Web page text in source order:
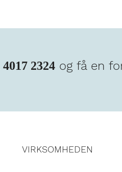
4017 2324og få en
VIRKSOMHEDEN